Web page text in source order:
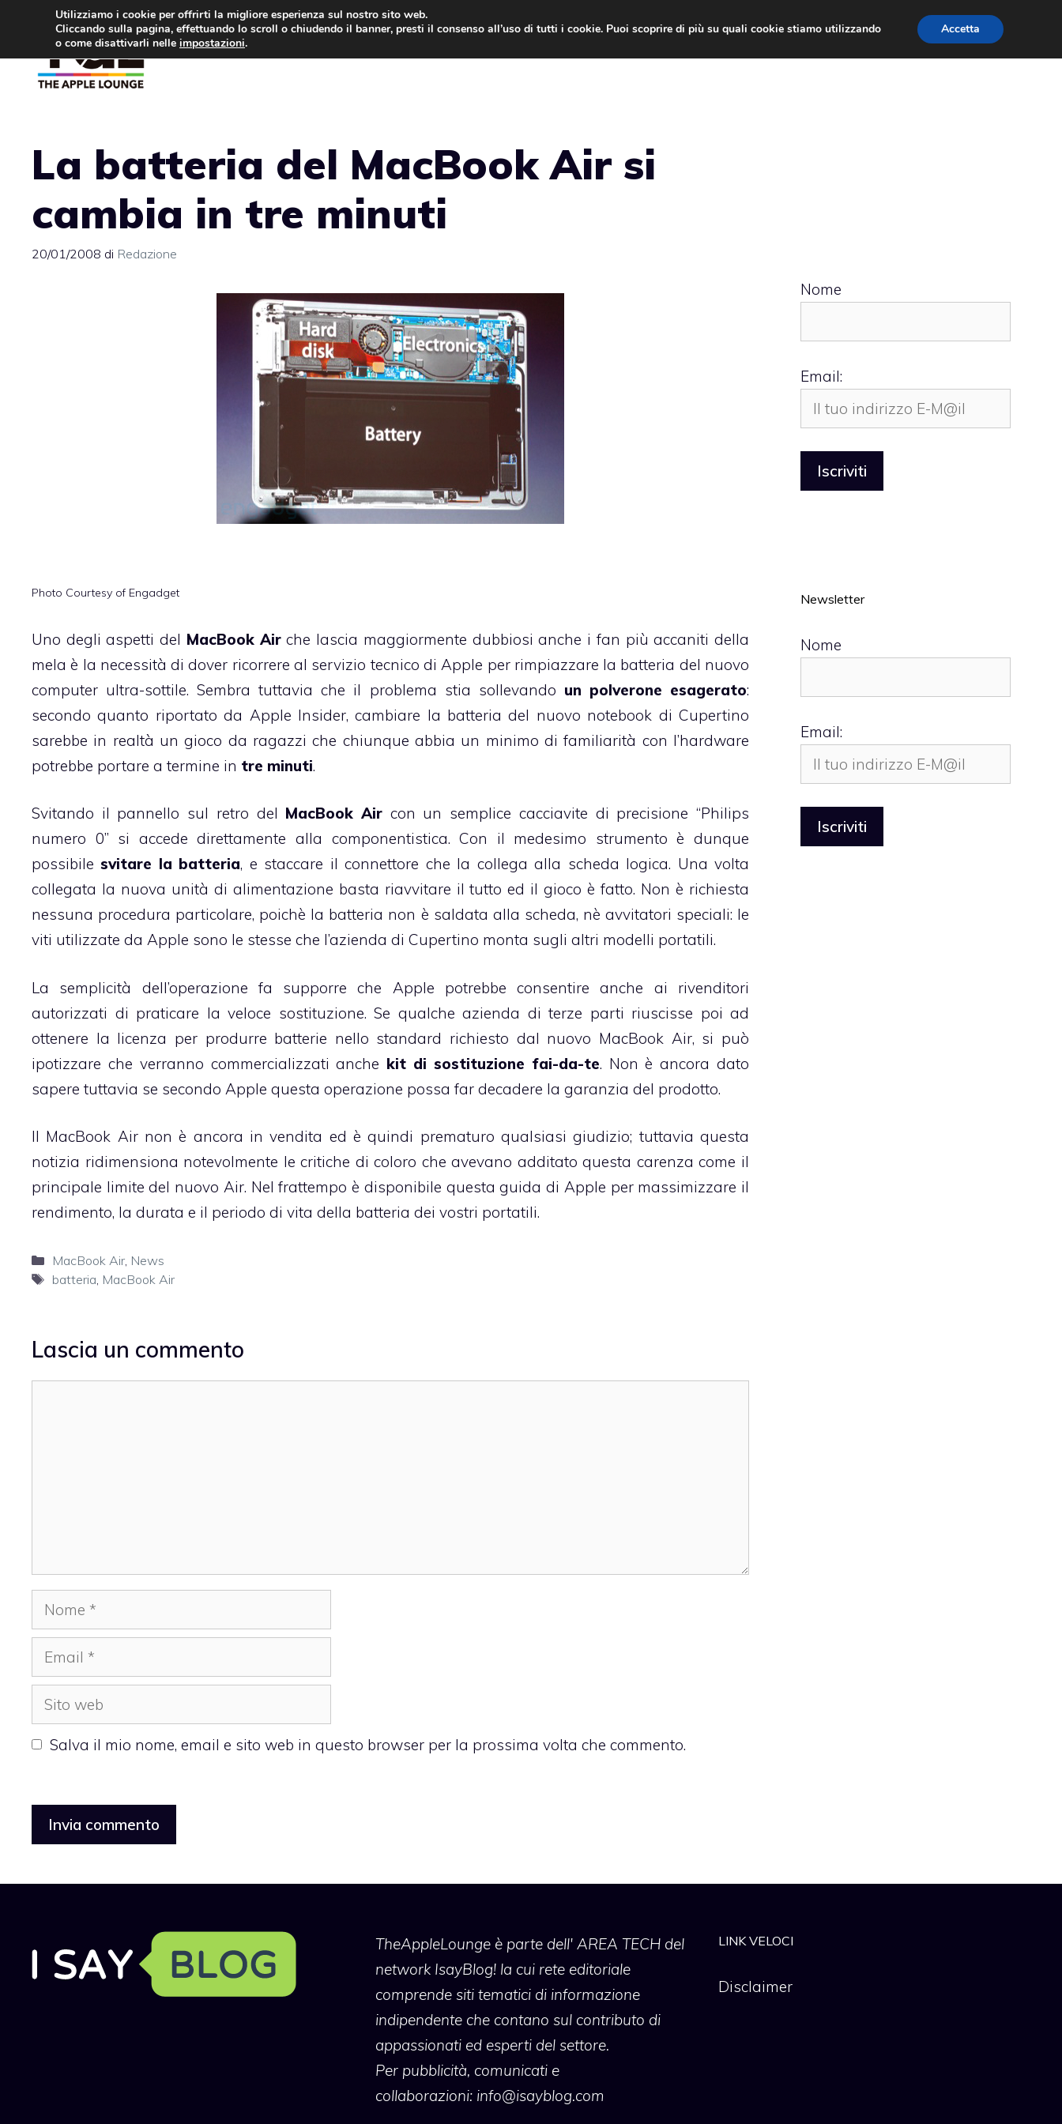
contenuto
La batteria del MacBook Air si
cambia in tre minuti
20/01/2008 di Redazione
Photo Courtesy of Engadget
Uno degli aspetti del MacBook Airche lascia maggiormente dubbiosi anche i fan più accaniti della
mela è la necessità di dover ricorrere al servizio tecnico di Apple per rimpiazzare la batteria del nuovo
computer ultra-sottile. Sembra tuttavia che il problema stia sollevando un polverone esagerato:
secondo quanto riportato da Apple Insider, cambiare la batteria del nuovo notebook di Cupertino
sarebbe in realtà un gioco da ragazzi che chiunque abbia un minimo di familiarità con l’hardware
potrebbe portare a termine in tre minuti.
Svitando il pannello sul retro del MacBook Air con un semplice cacciavite di precisione “Philips
numero 0” si accede direttamente alla componentistica. Con il medesimo strumento è dunque
possibilesvitare la batteria, e staccare il connettore che la collega alla scheda logica. Una volta
collegata la nuova unità di alimentazione basta riavvitare il tutto ed il gioco è fatto. Non è richiesta
nessuna procedura particolare, poichè la batteria non è saldata alla scheda, nè avvitatori speciali: le
viti utilizzate da Apple sono le stesse che l’azienda di Cupertino monta sugli altri modelli portatili.
La semplicità dell’operazione fa supporre che Apple potrebbe consentire anche ai rivenditori
autorizzati di praticare la veloce sostituzione. Se qualche azienda di terze parti riuscisse poi ad
ottenere la licenza per produrre batterie nello standard richiesto dal nuovo MacBook Air, si può
ipotizzare che verranno commercializzati anche kit di sostituzione fai-da-te. Non è ancora dato
sapere tuttavia se secondo Apple questa operazione possa far decadere la garanzia del prodotto.
Il MacBook Air non è ancora in vendita ed è quindi prematuro qualsiasi giudizio; tuttavia questa
notizia ridimensiona notevolmente le critiche di coloro che avevano additato questa carenza come il
principale limite del nuovo Air. Nel frattempo è disponibile questa guida di Apple per massimizzare il
rendimento, la durata e il periodo di vita della batteria dei vostri portatili.
Categorie
MacBook Air, News
Tag
batteria MacBook Air
Lascia un commento
Nome
Email
Sito
web
Salva il mio nome, email e sito web in questo browser per la prossima volta che commento.
Nome
Email:
Newsletter
Nome
Email:
TheAppleLoungeè parte dell' AREA TECH del
network IsayBlog! la cui rete editoriale
comprende siti tematici di informazione
indipendente che contano sul contributo di
appassionati ed esperti del settore.
Per pubblicità, comunicati e
collaborazioni: info@isayblog.com
LINK VELOCI
Disclaimer
Utilizziamo i cookie per offrirti la migliore esperienza sul nostro sito web.
Cliccando sulla pagina, effettuando lo scroll o chiudendo il banner, presti il consenso all’uso di tutti i cookie. Puoi scoprire di più su quali cookie stiamo utilizzando
o come disattivarli nelle impostazioni.
Accetta